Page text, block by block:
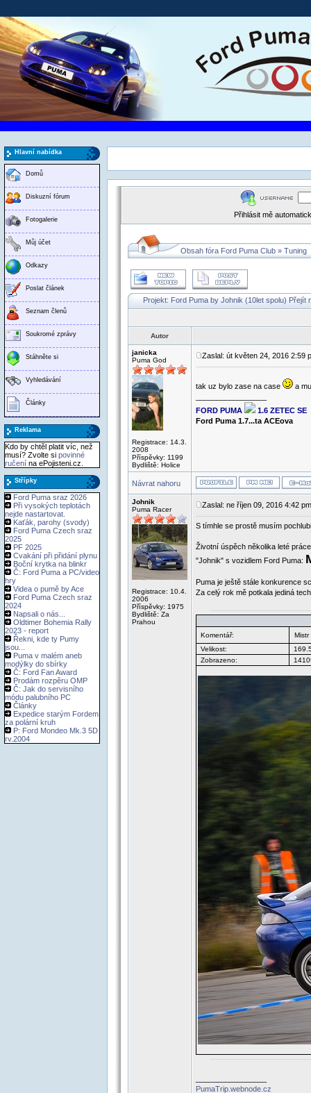
Hlavní nabídka
Domů
Diskuzní fórum
Fotogalerie
Můj účet
Odkazy
Poslat článek
Seznam členů
Soukromé zprávy
Stáhněte si
Vyhledávání
Články
Reklama
Kdo by chtěl platit víc, než
musí? Zvolte si povinné
ručení na ePojisteni.cz.
Střípky
Ford Puma sraz 2026
Při vysokých teplotách
nejde nastartovat.
Kaťák, parohy (svody)
Ford Puma Czech sraz
2025
PF 2025
Cvakání při přidání plynu
Boční krytka na blinkr
Č: Ford Puma a PC/video
hry
Videa o pumě by Ace
Ford Puma Czech sraz
2024
Napsali o nás...
Oldtimer Bohemia Rally
2023 - report
Řekni, kde ty Pumy
jsou...
Puma v malém aneb
modýlky do sbírky
Č: Ford Fan Award
Prodám rozpěru OMP
Č: Jak do servisního
módu palubního PC
Články
Expedice starým Fordem
za polární kruh
P: Ford Mondeo Mk.3 5D
rv.2004
Přihlásit mě
Obsah fóra Ford Puma Club » Tuning
Projekt: Ford Puma by Johnik (10let spolu) Přejít
Autor
janicka
Puma God
Registrace: 14.3.
2008
Příspěvky: 1199
Bydliště: Holice
Zaslal: út květen 24, 2016 2:59
tak uz bylo zase na case
a
FORD PUMA
1.6 ZETEC SE
Ford Puma 1.7...ta ACEova
Návrat nahoru
Johnik
Puma Racer
Registrace: 10.4.
2006
Příspěvky: 1975
Bydliště: Za
Prahou
Zaslal: ne říjen 09, 2016 4:42 pm
S tímhle se prostě musím
Životní úspěch několika leté
"Johnik" s vozidlem Ford Puma:
Puma je ještě stále konkurence
Za celý rok mě potkala jediná
Komentář:
Velikost:
Zobrazeno:
PumaTrip.webnode.cz